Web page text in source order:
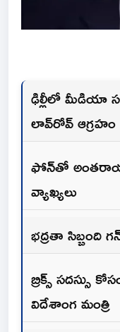
ఢిల్లీలో మీడియా
లావ్‌రోవ్ ఆగ్రహం
ఫోన్‌తో అంతరాయం
వ్యాఖ్యలు
భద్రతా సిబ్బంది
బ్రిక్స్ సదస్సు
విదేశాంగ మంత్రి